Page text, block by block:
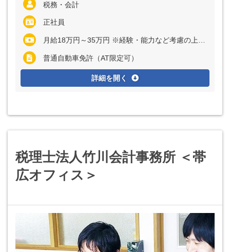
税務・会計
正社員
月給18万円～35万円 ※経験・能力など考慮の上、決定いたします ※残業代は全額支給
普通自動車免許（AT限定可）
詳細を開く
税理士法人竹川会計事務所 ＜帯
広オフィス＞